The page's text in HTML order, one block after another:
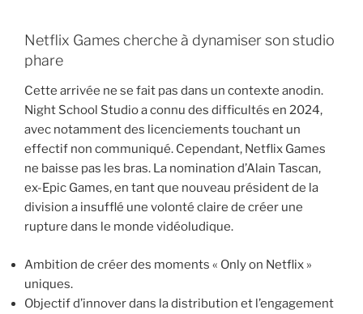
Netflix Games cherche à dynamiser son studio
phare
Cette arrivée ne se fait pas dans un contexte anodin.
Night School Studio a connu des difficultés en 2024,
avec notamment des licenciements touchant un
effectif non communiqué. Cependant, Netflix Games
ne baisse pas les bras. La nomination d’Alain Tascan,
ex-Epic Games, en tant que nouveau président de la
division a insufflé une volonté claire de créer une
rupture dans le monde vidéoludique.
Ambition de créer des moments « Only on Netflix »
uniques.
Objectif d’innover dans la distribution et l’engagement